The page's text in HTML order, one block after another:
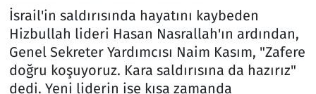
İsrail'in saldırısında hayatını kaybeden
Hizbullah lideri Hasan Nasrallah'ın ardından,
Genel Sekreter Yardımcısı Naim Kasım, "Zafere
doğru koşuyoruz. Kara saldırısına da hazırız"
dedi. Yeni liderin ise kısa zamanda
Lezzet Durağı
Memur ve Kamu